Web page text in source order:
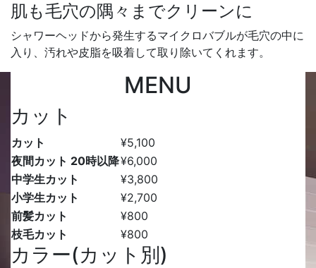
肌も毛穴の隅々までクリーンに
シャワーヘッドから発生するマイクロバブルが毛穴の中に
入り、汚れや皮脂を吸着して取り除いてくれます。
MENU
カット
カット
¥5,100
夜間カット 20時以降¥6,000
中学生カット
¥3,800
小学生カット
¥2,700
前髪カット
¥800
枝毛カット
¥800
カラー(カット別)